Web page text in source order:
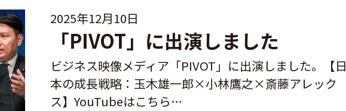
2025年12月10日
「PIVOT」に出演しました
ビジネス映像メディア「PIVOT」に出演しました。【日
本の成長戦略：玉木雄一郎×小林鷹之×斎藤アレック
ス】YouTubeはこちら…